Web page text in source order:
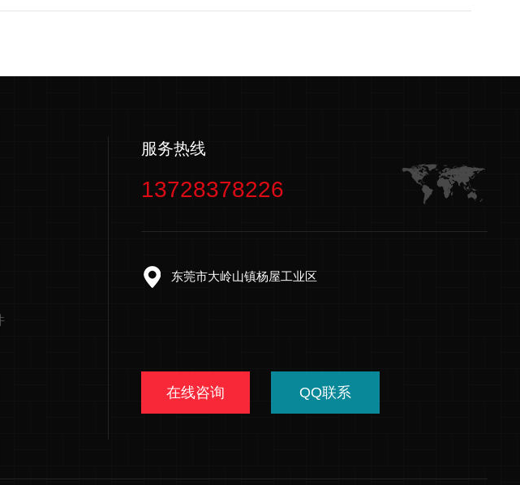
服务热线
13728378226
东莞市大岭山镇杨屋工业区
在线咨询 QQ联系